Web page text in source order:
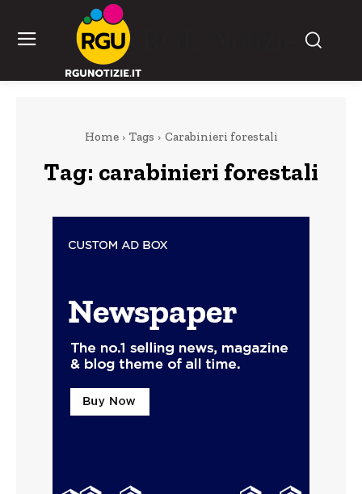
Home Tags Carabinieri forestali
Tag: carabinieri forestali